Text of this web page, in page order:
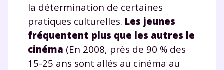
la détermination de certaines
pratiques culturelles. Les jeunes
fréquentent plus que les autres le
cinéma (En 2008, près de 90 % des
15-25 ans sont allés au cinéma au